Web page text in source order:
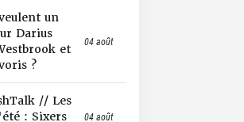
un
Darius
et
?
04 août
// Les
: Sixers
04 août